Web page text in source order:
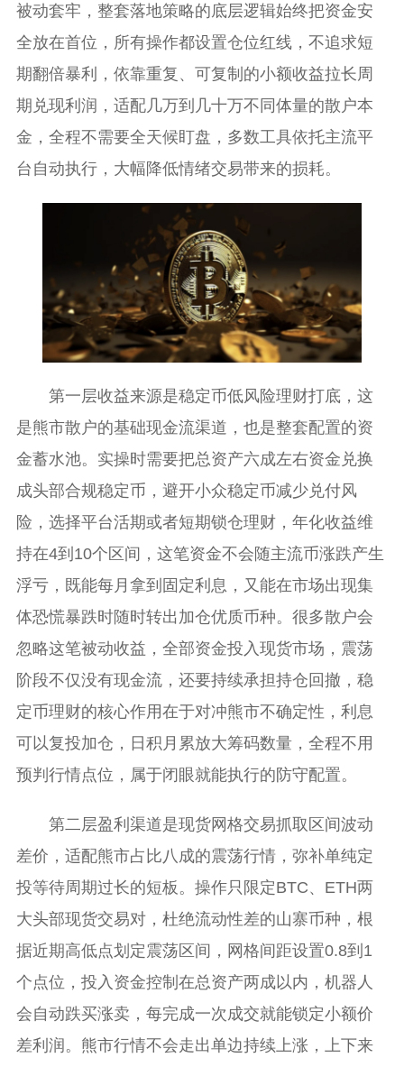
被动套牢，整套落地策略的底层逻辑始终把资金安
全放在首位，所有操作都设置仓位红线，不追求短
期翻倍暴利，依靠重复、可复制的小额收益拉长周
期兑现利润，适配几万到几十万不同体量的散户本
金，全程不需要全天候盯盘，多数工具依托主流平
台自动执行，大幅降低情绪交易带来的损耗。
第一层收益来源是稳定币低风险理财打底，这
是熊市散户的基础现金流渠道，也是整套配置的资
金蓄水池。实操时需要把总资产六成左右资金兑换
成头部合规稳定币，避开小众稳定币减少兑付风
险，选择平台活期或者短期锁仓理财，年化收益维
持在4到10个区间，这笔资金不会随主流币涨跌产生
浮亏，既能每月拿到固定利息，又能在市场出现集
体恐慌暴跌时随时转出加仓优质币种。很多散户会
忽略这笔被动收益，全部资金投入现货市场，震荡
阶段不仅没有现金流，还要持续承担持仓回撤，稳
定币理财的核心作用在于对冲熊市不确定性，利息
可以复投加仓，日积月累放大筹码数量，全程不用
预判行情点位，属于闭眼就能执行的防守配置。
第二层盈利渠道是现货网格交易抓取区间波动
差价，适配熊市占比八成的震荡行情，弥补单纯定
投等待周期过长的短板。操作只限定BTC、ETH两
大头部现货交易对，杜绝流动性差的山寨币种，根
据近期高低点划定震荡区间，网格间距设置0.8到1
个点位，投入资金控制在总资产两成以内，机器人
会自动跌买涨卖，每完成一次成交就能锁定小额价
差利润。熊市行情不会走出单边持续上涨，上下来